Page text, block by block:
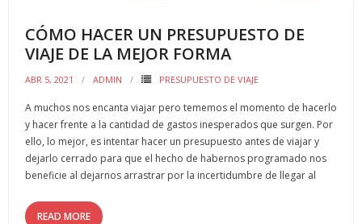
CÓMO HACER UN PRESUPUESTO DE
VIAJE DE LA MEJOR FORMA
ABR 5, 2021 ADMIN PRESUPUESTO DE VIAJE
A muchos nos encanta viajar pero tememos el momento de hacerlo
y hacer frente a la cantidad de gastos inesperados que surgen. Por
ello, lo mejor, es intentar hacer un presupuesto antes de viajar y
dejarlo cerrado para que el hecho de habernos programado nos
beneficie al dejarnos arrastrar por la incertidumbre de llegar al
READ MORE